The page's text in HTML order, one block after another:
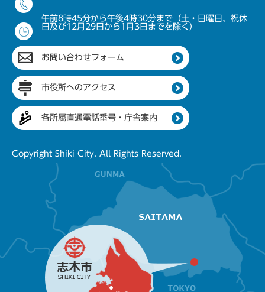
午前8時45分から午後4時30分まで（土・日曜日、祝休
日及び12月29日から1月3日までを除く）
お問い合わせフォーム
市役所へのアクセス
各所属直通電話番号・庁舎案内
Copyright Shiki City. All Rights Reserved.